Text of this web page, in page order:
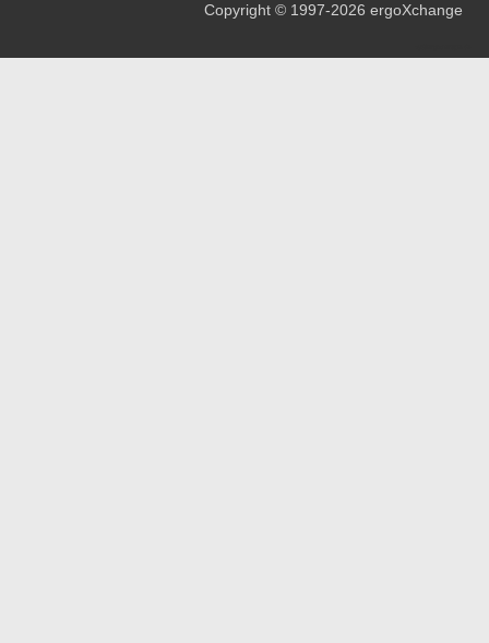
Copyright© 1997-2026 ergoXchange